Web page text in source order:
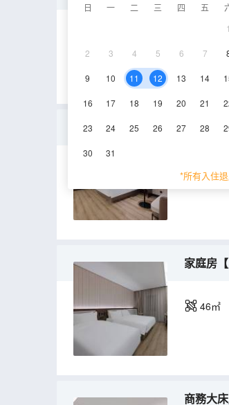
日 一 二 三 四 五
1
2 3 4 5 6 7
9 10 11 12 13 14
16 17 18 19 20 21
23 24 25 26 27 28
30 31
*所有入住
高級大
26㎡
家庭房
46㎡
商務大